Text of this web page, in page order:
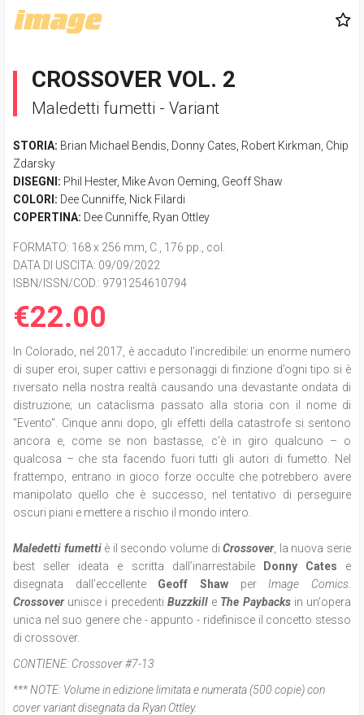
CROSSOVER VOL. 2
Maledetti fumetti - Variant
STORIA: Brian Michael Bendis Donny Cates Robert Kirkman Chip
Zdarsky
DISEGNI: Phil Hester, Mike Avon Oeming Geoff Shaw
COLORI: Dee Cunniffe Nick Filardi
COPERTINA: Dee Cunniffe Ryan Ottley
FORMATO: 168 x 256 mm, C., 176 pp., col.
DATA DI USCITA: 09/09/2022
ISBN/ISSN/COD.: 9791254610794
€22.00
In Colorado, nel 2017, è accaduto l’incredibile: un enorme numero
di super eroi, super cattivi e personaggi di finzione d’ogni tipo si è
riversato nella nostra realtà causando una devastante ondata di
distruzione; un cataclisma passato alla storia con il nome di
"Evento". Cinque anni dopo, gli effetti della catastrofe si sentono
ancora e, come se non bastasse, c’è in giro qualcuno – o
qualcosa – che sta facendo fuori tutti gli autori di fumetto. Nel
frattempo, entrano in gioco forze occulte che potrebbero avere
manipolato quello che è successo, nel tentativo di perseguire
oscuri piani e mettere a rischio il mondo intero.
Maledetti fumetti è il secondo volume diCrossover, la nuova serie
best seller ideata e scritta dall’inarrestabile
Donny Cates e
disegnata dall’eccellente Geoff Shaw per Image Comics
Crossoverunisce i precedenti Buzzkille The Paybacksin un'opera
unica nel suo genere che - appunto - ridefinisce il concetto stesso
di crossover.
CONTIENE: Crossover #7-13
*** NOTE: Volume in edizione limitata e numerata (500 copie) con
cover variant disegnata da Ryan Ottley.